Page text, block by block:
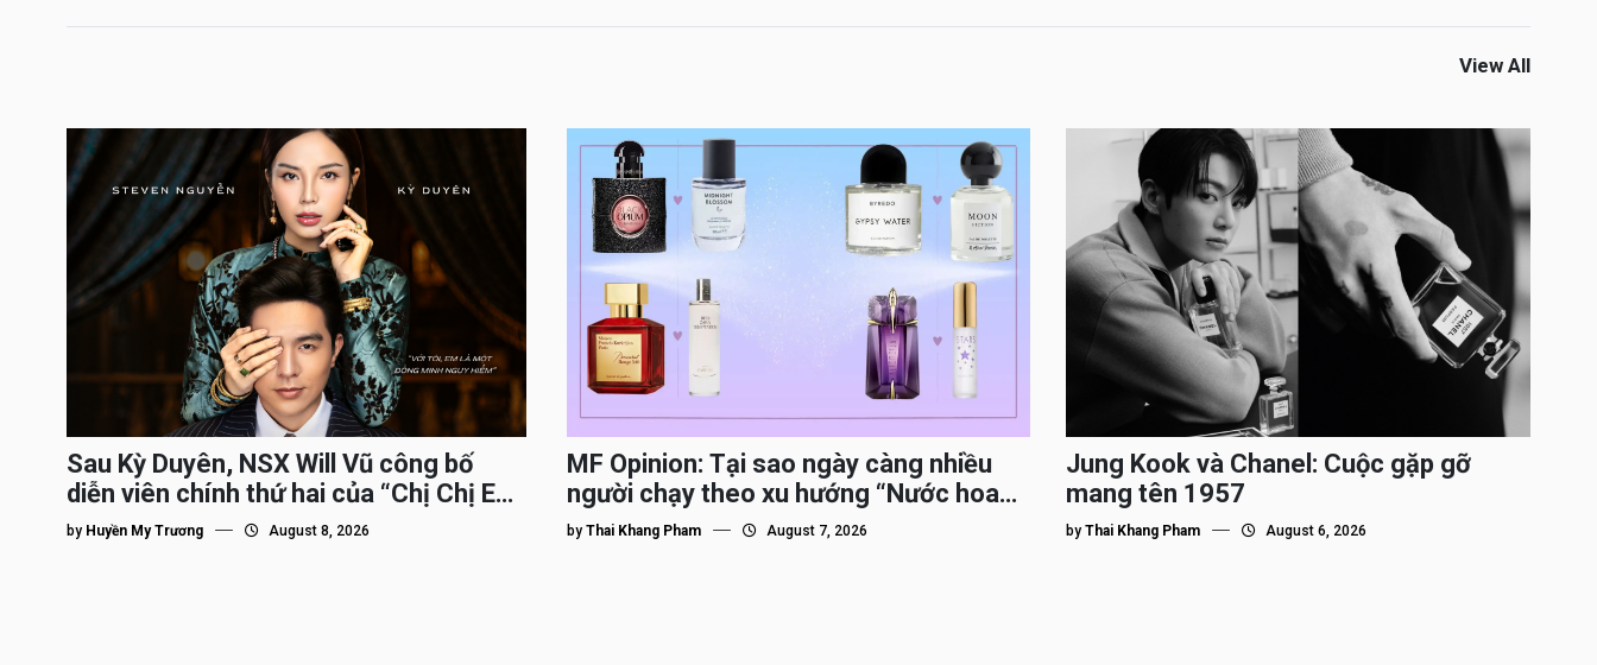
View All
Sau Kỳ Duyên, NSX Will Vũ công bố
diễn viên chính thứ hai của “Chị Chị Em
Em 3″
by Huyền My Trương August 8, 2026
MF Opinion: Tại sao ngày càng nhiều
người chạy theo xu hướng “Nước hoa
Dupe”?
by Thai Khang Pham August 7, 2026
Jung Kook và Chanel: Cuộc gặp gỡ
mang tên 1957
byThai Khang Pham August 6, 2026